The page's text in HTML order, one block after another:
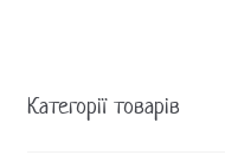
Категорії товарів